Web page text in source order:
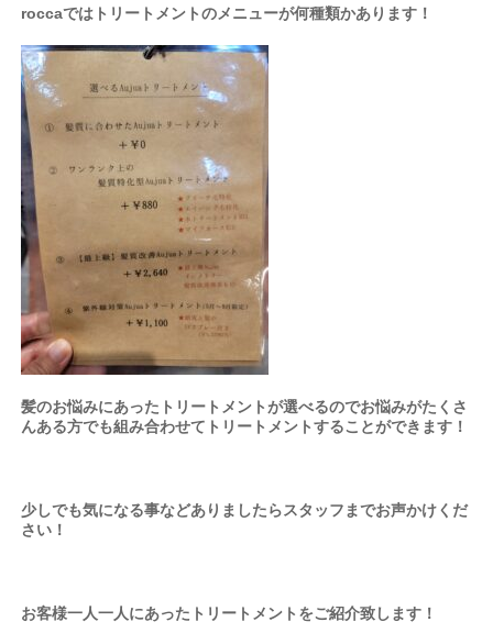
roccaではトリートメントのメニューが何種類かあります！
髪のお悩みにあったトリートメントが選べるのでお悩みがたくさ
んある方でも組み合わせてトリートメントすることができます！
少しでも気になる事などありましたらスタッフまでお声かけくだ
さい！
お客様一人一人にあったトリートメントをご紹介致します！